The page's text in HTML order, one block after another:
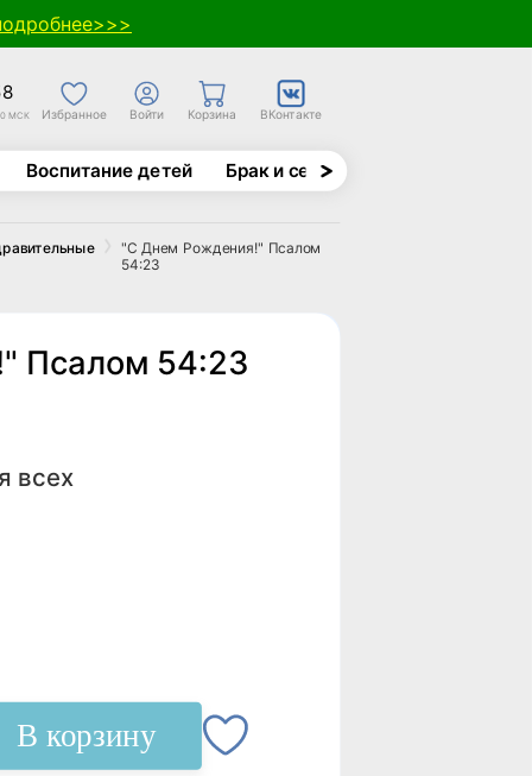
МСК Избранное Войти Корзина ВКонтакте
Воспитание детей Брак и семья
"С Днем Рождения!" Псалом
54:23
Псалом 54:23
всех
В корзину